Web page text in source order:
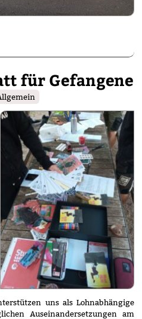
für Gefangene
uns als Lohnabhängige
Auseinandersetzungen am